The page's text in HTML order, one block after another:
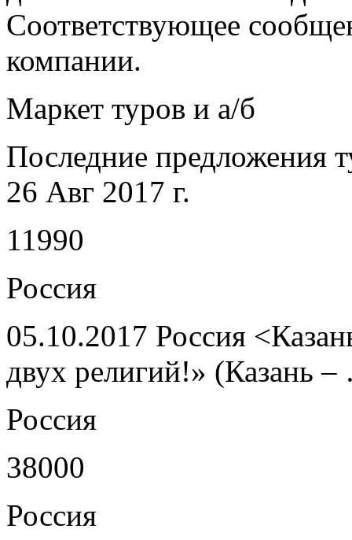
Соответствующее
компании.
Маркет туров и а/б
Последние предложения
26 Авг 2017 г.
11990
Россия
05.10.2017 Россия
двух религий!» (Казань
Россия
38000
Россия